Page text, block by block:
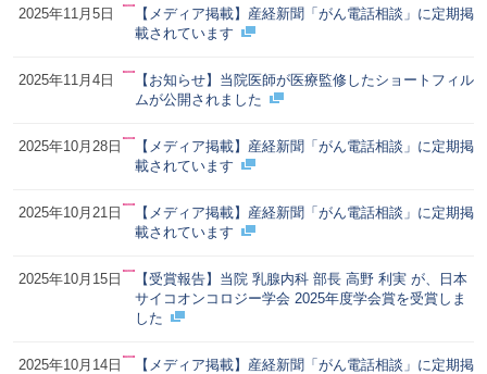
2025年11月5日
【メディア掲載】産経新聞「がん電話相談」に定期掲
載されています
2025年11月4日
【お知らせ】当院医師が医療監修したショートフィル
ムが公開されました
2025年10月28日
【メディア掲載】産経新聞「がん電話相談」に定期掲
載されています
2025年10月21日
【メディア掲載】産経新聞「がん電話相談」に定期掲
載されています
2025年10月15日
【受賞報告】当院 乳腺内科 部長 高野 利実 が、日本
サイコオンコロジー学会 2025年度学会賞を受賞しま
した
2025年10月14日
【メディア掲載】産経新聞「がん電話相談」に定期掲